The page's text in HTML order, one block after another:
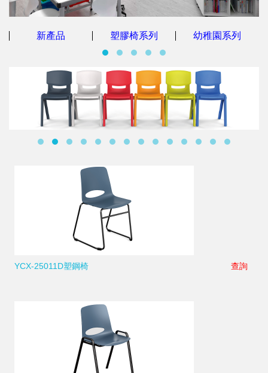
新產品 塑膠椅系列 幼稚園系列
YCX-25011D塑鋼椅 查詢